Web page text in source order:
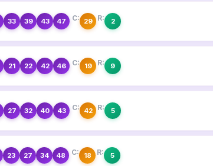
33 39 43 47 C: 29 R: 2
21 22 42 46 C: 19 R: 9
27 32 40 43 C: 42 R: 5
23 27 34 48 C: 18 R: 5